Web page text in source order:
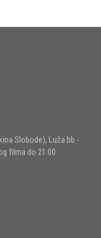
Slobode), Luža bb -
filma do 21:00